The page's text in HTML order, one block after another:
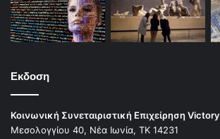
Εκδοση
Κοινωνική Συνεταιριστική Επιχείρηση Victory
Μεσολογγίου 40, Νέα Ιωνία, ΤΚ 14231